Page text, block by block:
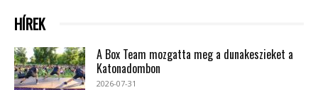
HÍREK
A Box Team mozgatta meg a dunakeszieket a
Katonadombon
2026-07-31